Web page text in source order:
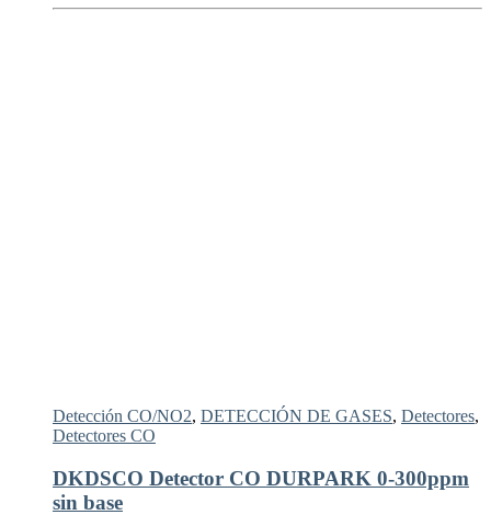
Detección CO/NO2, DETECCIÓN DE GASES, Detectores,
Detectores CO
DKDSCO Detector CO DURPARK 0-300ppm
sin base